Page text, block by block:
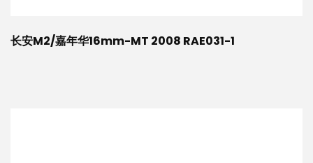
长安M2/嘉年华16mm-MT 2008 RAE031-1